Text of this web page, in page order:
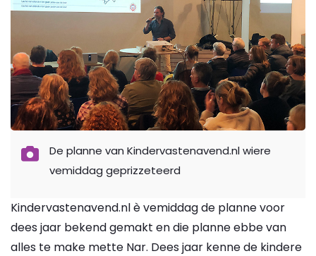
De planne van Kindervastenavend.nl wiere
vemiddag geprizzeteerd
Kindervastenavend.nl è vemiddag de planne voor
dees jaar bekend gemakt en die planne ebbe van
alles te make mette Nar. Dees jaar kenne de kindere